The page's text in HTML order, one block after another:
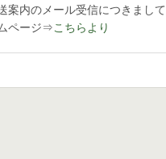
案内のメール受信につきまして
ページ⇒こちらより